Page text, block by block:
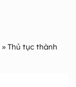
» Thủ tục thành